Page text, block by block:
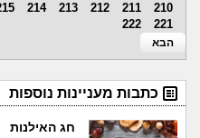
210
211
212
213
214
221
222
הבא
כתבות מעניינות נוספות
חג האילנות